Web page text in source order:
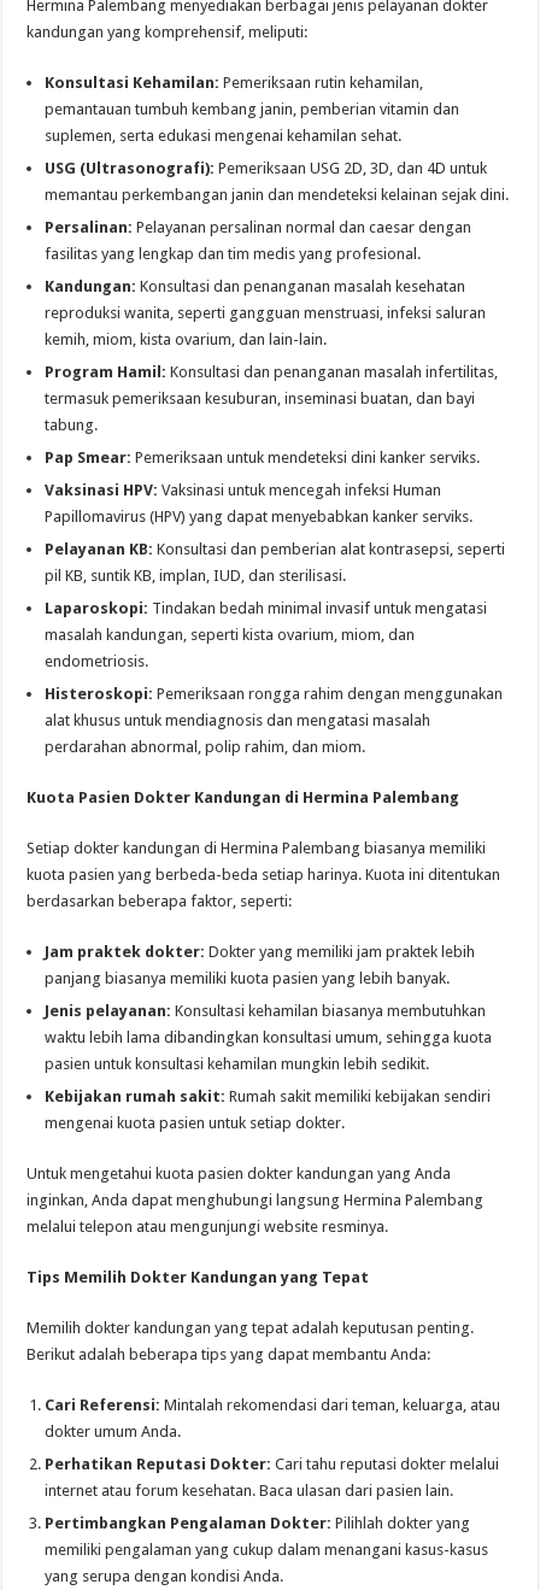
Hermina Palembang menyediakan berbagai jenis pelayanan dokter
kandungan yang komprehensif, meliputi:
Konsultasi Kehamilan: Pemeriksaan rutin kehamilan,
pemantauan tumbuh kembang janin, pemberian vitamin dan
suplemen, serta edukasi mengenai kehamilan sehat.
USG (Ultrasonografi): Pemeriksaan USG 2D, 3D, dan 4D untuk
memantau perkembangan janin dan mendeteksi kelainan sejak dini.
Persalinan: Pelayanan persalinan normal dan caesar dengan
fasilitas yang lengkap dan tim medis yang profesional.
Kandungan: Konsultasi dan penanganan masalah kesehatan
reproduksi wanita, seperti gangguan menstruasi, infeksi saluran
kemih, miom, kista ovarium, dan lain-lain.
Program Hamil: Konsultasi dan penanganan masalah infertilitas,
termasuk pemeriksaan kesuburan, inseminasi buatan, dan bayi
tabung.
Pap Smear: Pemeriksaan untuk mendeteksi dini kanker serviks.
Vaksinasi HPV: Vaksinasi untuk mencegah infeksi Human
Papillomavirus (HPV) yang dapat menyebabkan kanker serviks.
Pelayanan KB: Konsultasi dan pemberian alat kontrasepsi, seperti
pil KB, suntik KB, implan, IUD, dan sterilisasi.
Laparoskopi: Tindakan bedah minimal invasif untuk mengatasi
masalah kandungan, seperti kista ovarium, miom, dan
endometriosis.
Histeroskopi: Pemeriksaan rongga rahim dengan menggunakan
alat khusus untuk mendiagnosis dan mengatasi masalah
perdarahan abnormal, polip rahim, dan miom.
Kuota Pasien Dokter Kandungan di Hermina Palembang
Setiap dokter kandungan di Hermina Palembang biasanya memiliki
kuota pasien yang berbeda-beda setiap harinya. Kuota ini ditentukan
berdasarkan beberapa faktor, seperti:
Jam praktek dokter: Dokter yang memiliki jam praktek lebih
panjang biasanya memiliki kuota pasien yang lebih banyak.
Jenis pelayanan: Konsultasi kehamilan biasanya membutuhkan
waktu lebih lama dibandingkan konsultasi umum, sehingga kuota
pasien untuk konsultasi kehamilan mungkin lebih sedikit.
Kebijakan rumah sakit: Rumah sakit memiliki kebijakan sendiri
mengenai kuota pasien untuk setiap dokter.
Untuk mengetahui kuota pasien dokter kandungan yang Anda
inginkan, Anda dapat menghubungi langsung Hermina Palembang
melalui telepon atau mengunjungi website resminya.
Tips Memilih Dokter Kandungan yang Tepat
Memilih dokter kandungan yang tepat adalah keputusan penting.
Berikut adalah beberapa tips yang dapat membantu Anda:
Cari Referensi: Mintalah rekomendasi dari teman, keluarga, atau
dokter umum Anda.
Perhatikan Reputasi Dokter: Cari tahu reputasi dokter melalui
internet atau forum kesehatan. Baca ulasan dari pasien lain.
Pertimbangkan Pengalaman Dokter: Pilihlah dokter yang
memiliki pengalaman yang cukup dalam menangani kasus-kasus
yang serupa dengan kondisi Anda.